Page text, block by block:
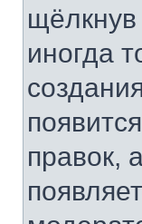
щёлкнув
иногда
правок,